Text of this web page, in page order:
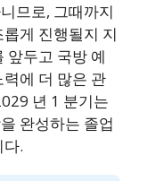
므로, 그때까지
게 진행될지 지
앞두고 국방 예
에 더 많은 관
년 1 분기는
완성하는 졸업
.